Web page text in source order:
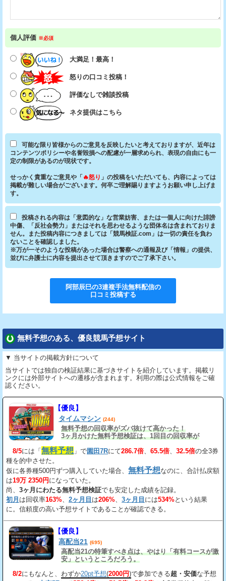
個人評価 ※必須
大満足！最高！
怒りの口コミ投稿！
評価なしで雑談投稿
ネタ提供はこちら
可能な限り皆様からのご意見を反映したいと考えておりますが、近年は
コンテンツポリシーや名誉毀損への配慮が一層求められ、表現の自由にも一
定の制限があるのが現状です。
せっかく貴重なご意見や「🔥怒り 」の投稿をいただいても、内容によっては
掲載が難しい場合がございます。何卒ご理解賜りますようお願い申し上げま
す。
投稿される内容は「意図的な」な営業妨害、または一個人に向けた誹謗
中傷、「反社会勢力」またはそれを思わせるような団体名は含まれておりま
せん。また投稿内容につきましては「競馬検証.com」は一切の責任を負わ
ないことを確認しました。
※万が一そのような投稿があった場合は警察への通報及び「情報」の提供、
並びに弁護士に内容を提出させて頂きますのでご了承下さい。
阿部辰巳の3連複手法無料配信の
口コミ投稿する
無料予想のある、優良競馬予想サイト
▼ 当サイトの掲載方針について
当サイトでは独自の検証結果に基づきサイトを紹介しています。掲載リ
ンクには外部サイトへの遷移が含まれます。利用の際は公式情報をご確
認ください。
【優良】
タイムマシン (244)
無料予想の回収率がズバ抜けて高かった！
3ヶ月かけた無料予想検証は、1回目の回収率が
8/5には「 無料予想 」で園田7Rにて286.7倍 65.5倍 32.5倍の全3券
種を的中させた。
仮に各券種500円ずつ購入していた場合、 無料予想なのに、合計払戻額
は19万 2350円 になっていた。
尚、 3ヶ月にわたる無料予想検証でも安定した成績を記録。
初月 は回収率163% 2ヶ月目 は206% 3ヶ月目 には534%という結果
に。信頼度の高い予想サイトであることが確認できる。
【優良】
高配当21 (695)
高配当21の特筆すべき点は、やはり「有料コースが激
安」というところだろう。
8/2にもなんと、 わずか20pt予想(2000円)で参加できる超・安価な予想